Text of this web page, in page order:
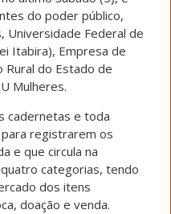
do poder público,
Universidade Federal de
Itabira), Empresa de
Rural do Estado de
Mulheres.
cadernetas e toda
registrarem os
e que circula na
categorias, tendo
dos itens
doação e venda.